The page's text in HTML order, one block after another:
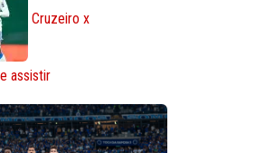
Cruzeiro x
assistir